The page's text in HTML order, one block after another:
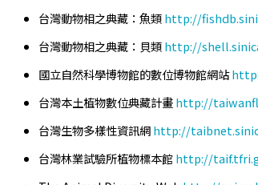
台灣動物相之典藏：魚類http://
台灣動物相之典藏：貝類http://
國立自然科學博物館的數位博物館網站
台灣本土植物數位典藏計畫http://
台灣生物多樣性資訊網http://
台灣林業試驗所植物標本館http://